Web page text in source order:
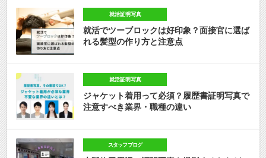
就活証明写真
就活でツーブロックは好印象？面接官に選ば
れる髪型の作り方と注意点
就活証明写真
ジャケット着用って必須？履歴書証明写真で
注意すべき業界・職種の違い
スタッフブログ